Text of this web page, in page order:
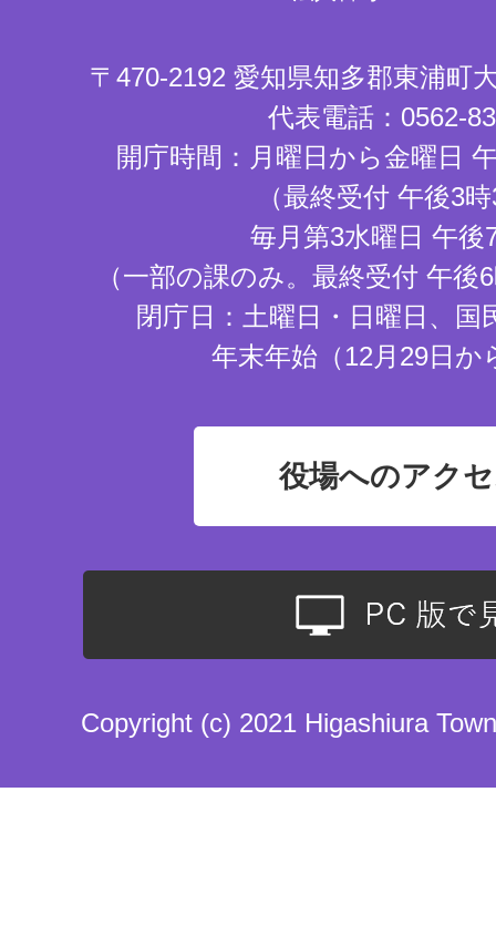
〒470-2192 愛知県知多郡東浦町
代表電話：0562-
開庁時間：月曜日から金曜日
（最終受付 午後3
毎月第3水曜日 午後
（一部の課のみ。最終受付 午
閉庁日：土曜日・日曜日、国
年末年始（12月29日か
役場へのアク
Copyright (c) 2021 Higashiura